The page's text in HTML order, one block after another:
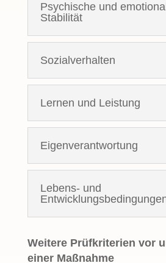
Psychische und
Stabilität
Sozialverhalten
Lernen und Leistung
Eigenverantwortung
Lebens- und
Weitere Prüfkriterien vor
einer Maßnahme